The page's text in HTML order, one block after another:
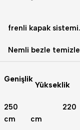
frenli kapak sistemi.
Nemli bezle
Genişlik
Yükseklik
250
cm
220
cm